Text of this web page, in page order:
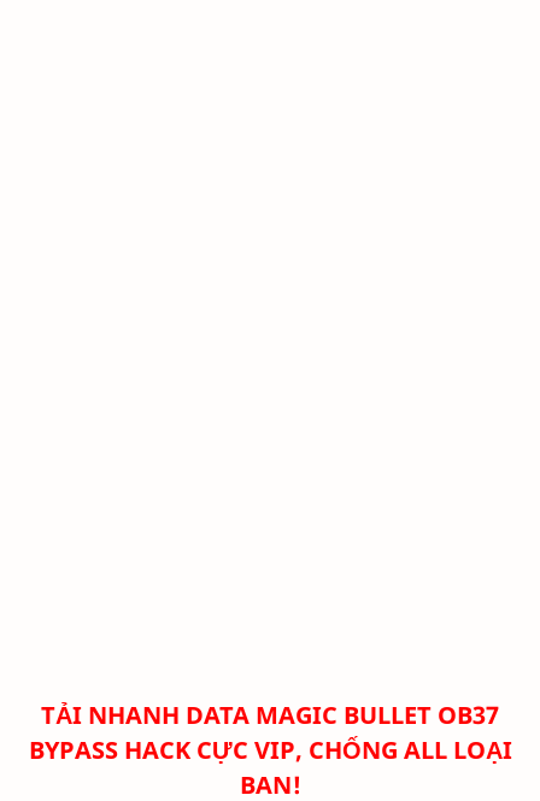
TẢI NHANH DATA MAGIC BULLET OB37
BYPASS HACK CỰC VIP, CHỐNG ALL LOẠI
BAN!